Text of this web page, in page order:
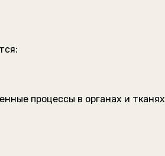
процессы в органах и тканях